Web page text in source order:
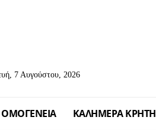
7 Αυγούστου, 2026
ΟΜΟΓΕΝΕΙΑ ΚΑΛΗΜΕΡΑ ΚΡΗΤΗ